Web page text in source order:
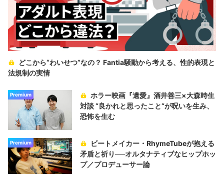
どこから“わいせつ”なの？ Fantia騒動から考える、性的表現と
法規制の実情
Premium
ホラー映画『遺愛』酒井善三×大森時生
対談 “良かれと思ったこと“が呪いを生み、
恐怖を生む
Premium
ビートメイカー・RhymeTubeが抱える
矛盾と祈り──オルタナティブなヒップホッ
プ／プロデューサー論